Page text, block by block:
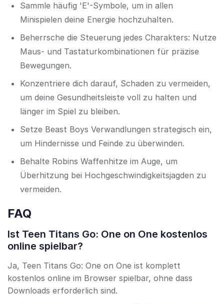
Sammle häufig 'E'-Symbole, um in allen
Minispielen deine Energie hochzuhalten.
Beherrsche die Steuerung jedes Charakters: Nutze
Maus- und Tastaturkombinationen für präzise
Bewegungen.
Konzentriere dich darauf, Schaden zu vermeiden,
um deine Gesundheitsleiste voll zu halten und
länger im Spiel zu bleiben.
Setze Beast Boys Verwandlungen strategisch ein,
um Hindernisse und Feinde zu überwinden.
Behalte Robins Waffenhitze im Auge, um
Überhitzung bei Hochgeschwindigkeitsjagden zu
vermeiden.
FAQ
Ist Teen Titans Go: One on One kostenlos
online spielbar?
Ja, Teen Titans Go: One on One ist komplett
kostenlos online im Browser spielbar, ohne dass
Downloads erforderlich sind.